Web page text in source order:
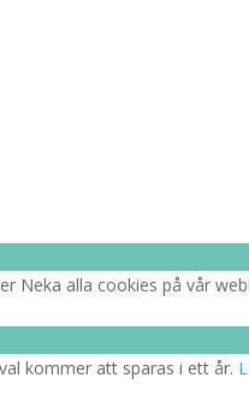
Neka alla cookies på vår
kommer att sparas i ett år.